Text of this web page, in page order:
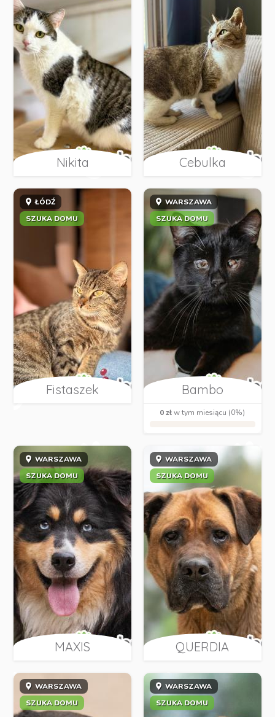
Nikita Cebulka
ŁÓDŹ
SZUKA DOMU
Fistaszek
WARSZAWA
SZUKA DOMU
Bambo
0 złw tym miesiącu (0%)
WARSZAWA
SZUKA DOMU
MAXIS
WARSZAWA
SZUKA DOMU
QUERDIA
WARSZAWA
SZUKA DOMU
WARSZAWA
SZUKA DOMU